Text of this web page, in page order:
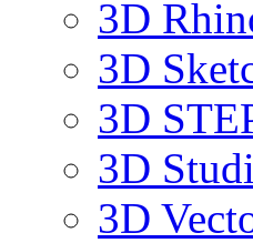
3D
3D
3D
3D
3D